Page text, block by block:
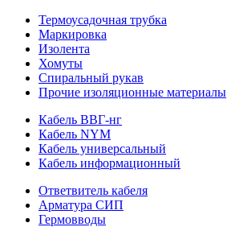
Термоусадочная трубка
Маркировка
Изолента
Хомуты
Спиральный рукав
Прочие изоляционные материалы
Кабель ВВГ-нг
Кабель NYM
Кабель универсальный
Кабель информационный
Ответвитель кабеля
Арматура СИП
Гермовводы